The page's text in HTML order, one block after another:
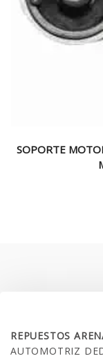
SOPORTE
REPUESTOS
AUTOMOTRIZ